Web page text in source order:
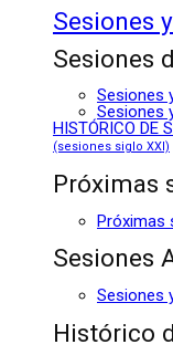
Sesiones
Sesiones
Sesiones
Sesiones
HISTÓRICO DE
(sesiones siglo XXI)
Próximas
Próximas
Sesiones
Sesiones
Histórico